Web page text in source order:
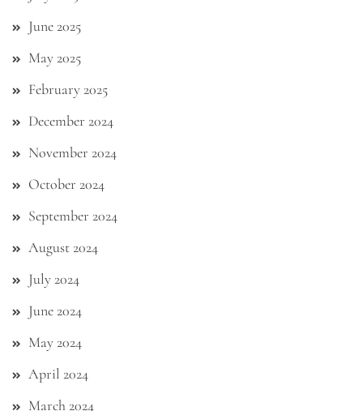
June 2025
May 2025
February 2025
December 2024
November 2024
October 2024
September 2024
August 2024
July 2024
June 2024
May 2024
April 2024
March 2024